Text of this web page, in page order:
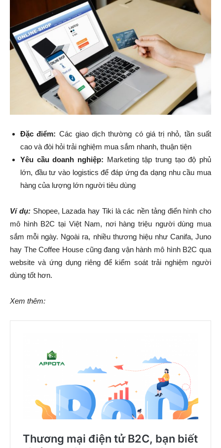
Đặc điểm: Các giao dịch thường có giá trị nhỏ, tần suất
cao và đòi hỏi trải nghiệm mua sắm nhanh, thuận tiện
Yêu cầu doanh nghiệp: Marketing tập trung tạo độ phủ
lớn, đầu tư vào logistics để đáp ứng đa dạng nhu cầu mua
hàng của lượng lớn người tiêu dùng
Ví dụ:Shopee, Lazada hay Tiki là các nền tảng điển hình cho
mô hình B2C tại Việt Nam, nơi hàng triệu người dùng mua
sắm mỗi ngày. Ngoài ra, nhiều thương hiệu như Canifa, Juno
hay The Coffee House cũng đang vận hành mô hình B2C qua
website và ứng dụng riêng để kiểm soát trải nghiệm người
dùng tốt hơn.
Xem thêm: